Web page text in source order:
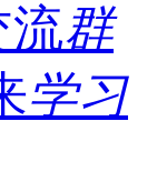
流群
学习